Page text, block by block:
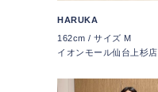
HARUKA
162cm / サイズ M
イオンモール仙台上杉店